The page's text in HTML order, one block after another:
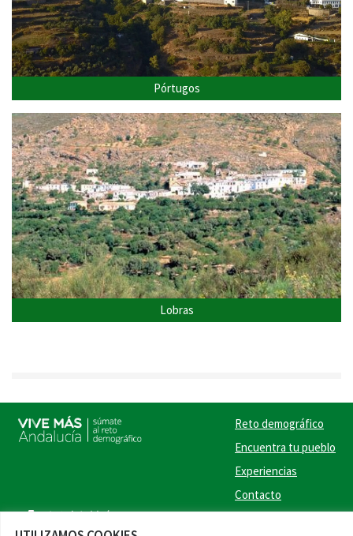
Pórtugos
Lobras
Reto demográfico
Encuentra tu pueblo
Experiencias
Contacto